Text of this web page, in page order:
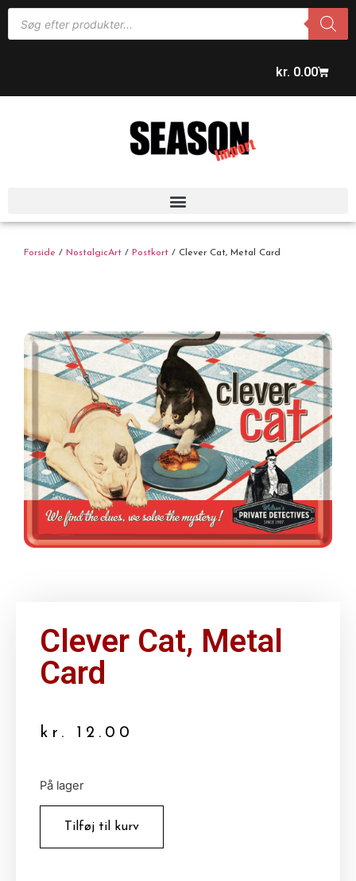
kr. 0.00
Forside / NostalgicArt / Postkort / Clever Cat, Metal Card
Clever Cat, Metal
Card
kr. 12.00
På lager
Tilføj til kurv